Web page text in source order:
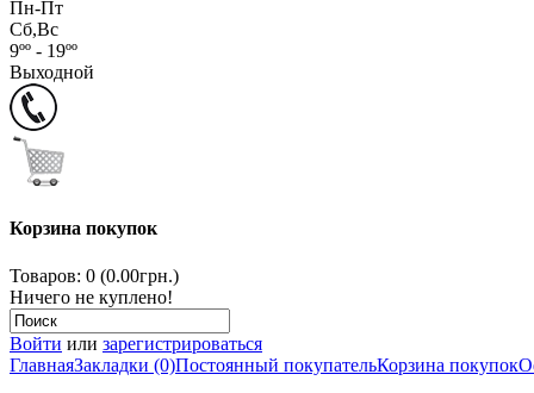
Пн-Пт
Сб,Вс
9ºº - 19ºº
Выходной
Корзина покупок
Товаров: 0 (0.00грн.)
Ничего не куплено!
Войти или зарегистрироваться
ГлавнаяЗакладки (0)Постоянный покупательКорзина покупок